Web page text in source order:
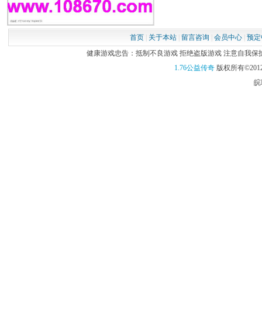
首页| 关于本站| 留言咨询 会员中心| 预
健康游戏忠告：抵制不良游戏 拒绝盗版游戏 注意自我保
1.76公益传奇版权所有
皖